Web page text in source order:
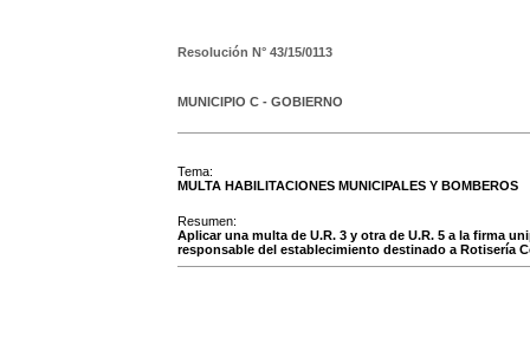
Resolución N° 43/15/0113
MUNICIPIO C - GOBIERNO
Tema:
MULTA HABILITACIONES MUNICIPALES Y BOMBEROS
Resumen:
Aplicar una multa de U.R. 3 y otra de U.R. 5 a la firma
responsable del establecimiento destinado a Rotisería